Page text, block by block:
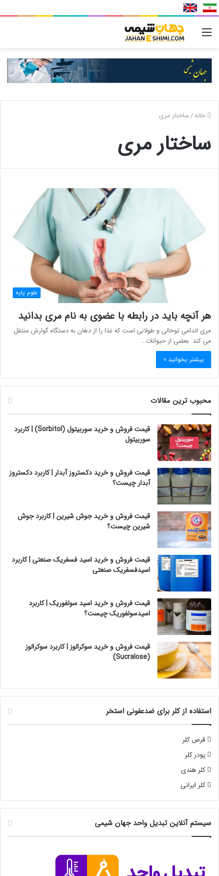
خانه/ساختار مری
ساختار مری
علوم پایه
هر آنچه باید در رابطه با عضوی به نام مری بدانید
مری اندامی توخالی و طولانی است که غذا را از دهان به دستگاه گوارش منتقل
می کند. بعضی از حیوانات…
بیشتر بخوانید »
محبوب ترین مقالات
قیمت فروش و خرید سوربیتول (Sorbitol) | کاربرد
سوربیتول
قیمت فروش و خرید دکستروز آبدار | کاربرد دکستروز
آبدار چیست؟
قیمت فروش و خرید جوش شیرین | کاربرد جوش
شیرین چیست؟
قیمت فروش و خرید اسید فسفریک صنعتی | کاربرد
اسیدفسفریک صنعتی
قیمت فروش و خرید اسید سولفوریک | کاربرد
اسیدسولفوریک چیست؟
قیمت فروش و خرید سوکرالوز | کاربرد سوکرالوز
(Sucralose)
استفاده از کلر برای ضدعفونی استخر
قرص کلر
پودر کلر
کلر هندی
کلر ایرانی
سیستم آنلاین تبدیل واحد جهان شیمی